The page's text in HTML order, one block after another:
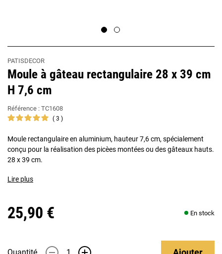
PATISDECOR
Moule à gâteau rectangulaire 28 x 39 cm
H 7,6 cm
Référence : TC1608
3
Moule rectangulaire en aluminium, hauteur 7,6 cm, spécialement
conçu pour la réalisation des picèes montées ou des gâteaux hauts.
28 x 39 cm.
Lire plus
25,90 € En stock